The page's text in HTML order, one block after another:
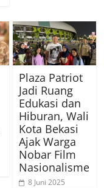
Plaza Patriot
Jadi Ruang
Edukasi dan
Hiburan, Wali
Kota Bekasi
Ajak Warga
Nobar Film
Nasionalisme
8 Juni 2025